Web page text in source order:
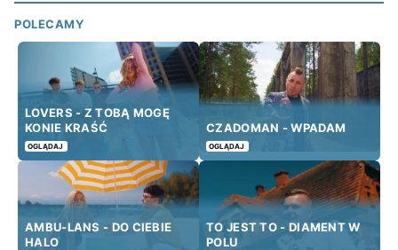
POLECAMY
LOVERS - Z TOBĄ MOGĘ
KONIE KRAŚĆ
OGLĄDAJ
CZADOMAN - WPADAM
OGLĄDAJ
AMBU-LANS - DO CIEBIE
HALO
TO JEST TO - DIAMENT W
POLU